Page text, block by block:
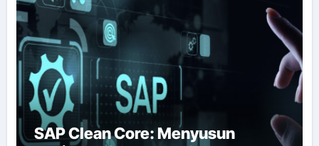
SAP Clean Core: Menyusun